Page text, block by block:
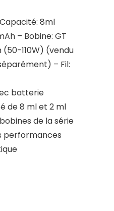
8ml
– Bobine: GT
110W) (vendu
– Fil:
batterie
de 8 ml et 2 ml
de la série
performances